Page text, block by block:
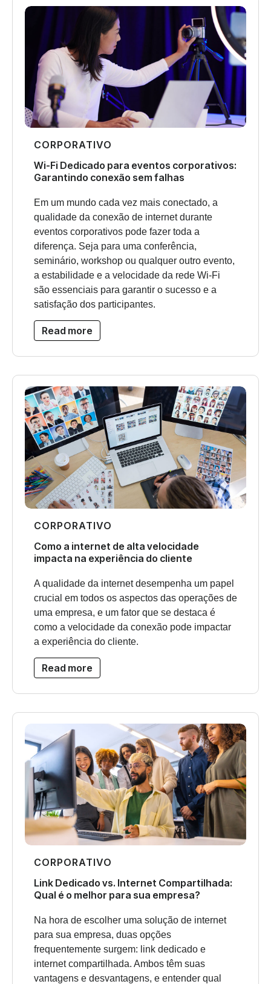
CORPORATIVO
Wi-Fi Dedicado para eventos corporativos:
Garantindo conexão sem falhas
Em um mundo cada vez mais conectado, a
qualidade da conexão de internet durante
eventos corporativos pode fazer toda a
diferença. Seja para uma conferência,
seminário, workshop ou qualquer outro evento,
a estabilidade e a velocidade da rede Wi-Fi
são essenciais para garantir o sucesso e a
satisfação dos participantes.
Read more
CORPORATIVO
Como a internet de alta velocidade
impacta na experiência do cliente
A qualidade da internet desempenha um papel
crucial em todos os aspectos das operações de
uma empresa, e um fator que se destaca é
como a velocidade da conexão pode impactar
a experiência do cliente.
Read more
CORPORATIVO
Link Dedicado vs. Internet Compartilhada:
Qual é o melhor para sua empresa?
Na hora de escolher uma solução de internet
para sua empresa, duas opções
frequentemente surgem: link dedicado e
internet compartilhada. Ambos têm suas
vantagens e desvantagens, e entender qual